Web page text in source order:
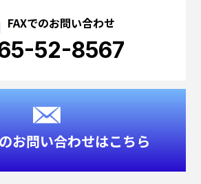
FAXでのお問い合わせ
52-8567
お問い合わせはこちら